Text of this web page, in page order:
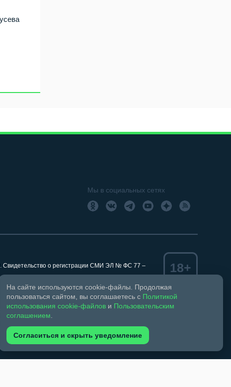
Мы в социальных сетях
Свидетельство о регистрации СМИ ЭЛ № ФС 77 –
праве и смежных правах.
Запрещается перепечатка более 30%
при указании автора фото и ссылки на
18+
На сайте используются cookie-файлы. Продолжая
пользоваться сайтом, вы соглашаетесь с Политикой
использования cookie-файлов и Пользовательским
соглашением
Согласиться и скрыть уведомление